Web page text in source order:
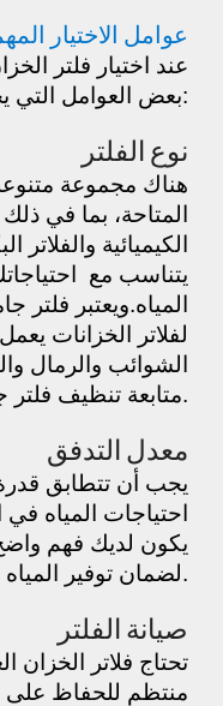
عوامل الاختيار
عند اختيار فلتر
بعض العوامل التي يجب أن تأخذها في الاعتبار:
نوع الفلتر
هناك مجموعة
المتاحة، بما في ذلك
الكيميائية والفلاتر
يتناسب مع
المياه.ويعتبر فلتر
لفلاتر الخزانات
الشوائب والرمال
متابعة تنظيف فلتر جامبو بشكل دوري.
معدل التدفق
يجب أن تتطابق
احتياجات المياه
يكون لديك فهم
لضمان توفير المياه بشكل كافٍ.
صيانة الفلتر
تحتاج فلاتر الخزان
منتظم للحفاظ على